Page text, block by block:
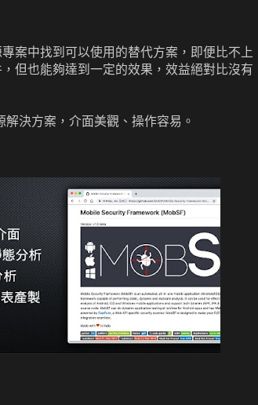
案中找到可以使用的替代方案，即便比不上
但也能夠達到一定的效果，效益絕對比沒有
解決方案，介面美觀、操作容易。